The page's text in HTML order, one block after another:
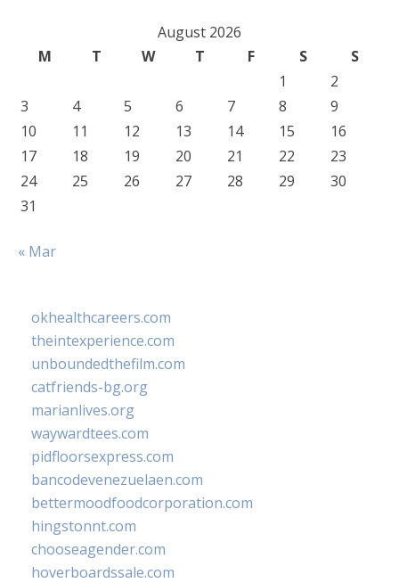
August 2026
M
T W T F S
S
1
2
3
4 5 6 7 8
9
10
11 12 13 14 15
16
17
18 19 20 21 22
23
24
25 26 27 28 29
30
31
« Mar
okhealthcareers.com
theintexperience.com
unboundedthefilm.com
catfriends-bg.org
marianlives.org
waywardtees.com
pidfloorsexpress.com
bancodevenezuelaen.com
bettermoodfoodcorporation.com
hingstonnt.com
chooseagender.com
hoverboardssale.com